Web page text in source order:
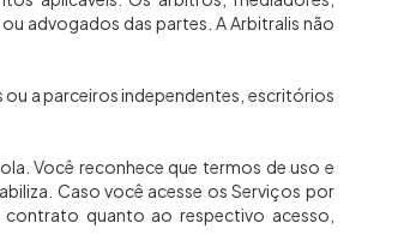
advogados das partes. A Arbitralis não
a parceiros independentes, escritórios
Você reconhece que termos de uso e
Caso você acesse os Serviços por
quanto ao respectivo acesso,